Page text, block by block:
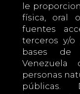
le
física, oral
fuentes
terceros y/
bases de
personas
públicas.